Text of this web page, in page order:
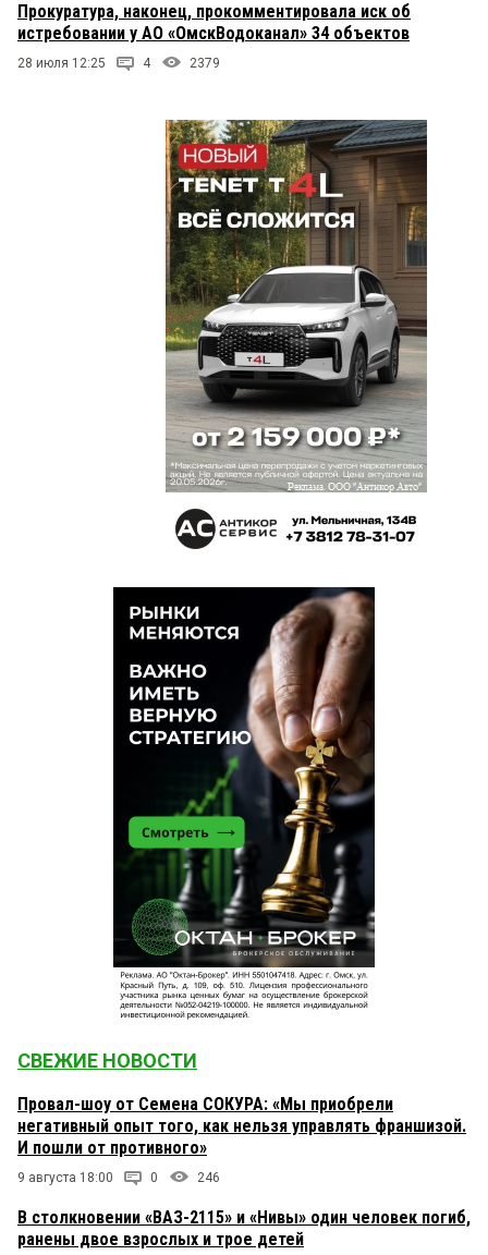
Прокуратура, наконец, прокомментировала иск об
истребовании у АО «ОмскВодоканал» 34 объектов
28 июля 12:25 4 2379
СВЕЖИЕ НОВОСТИ
Провал-шоу от Семена СОКУРА: «Мы приобрели
негативный опыт того, как нельзя управлять франшизой.
И пошли от противного»
9 августа 18:00 0 246
В столкновении «ВАЗ-2115» и «Нивы» один человек погиб,
ранены двое взрослых и трое детей